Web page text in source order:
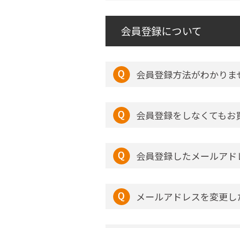
会員登録について
会員登録方法がわかりま
会員登録をしなくてもお
会員登録したメールアド
メールアドレスを変更